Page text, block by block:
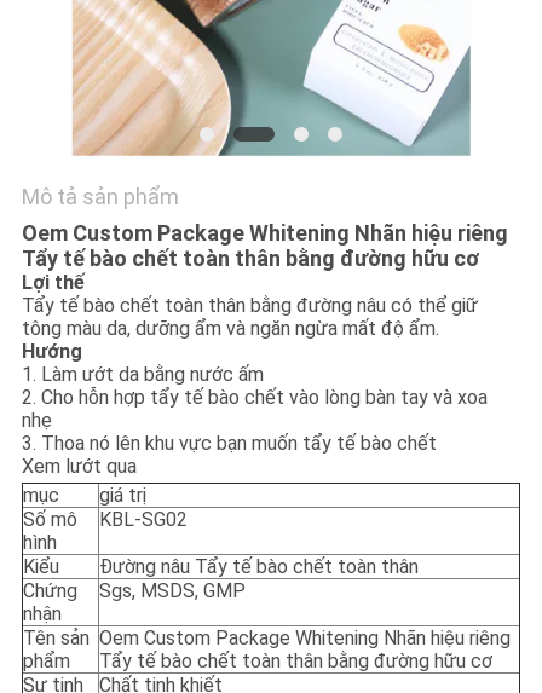
TRANG
WEB
PRIVACY
POLICY
Mô tả sản phẩm
Oem Custom Package Whitening Nhãn hiệu riêng
Tẩy tế bào chết toàn thân bằng đường hữu cơ
Lợi thế
Tẩy tế bào chết toàn thân bằng đường nâu có thể giữ
tông màu da, dưỡng ẩm và ngăn ngừa mất độ ẩm.
Hướng
1. Làm ướt da bằng nước ấm
2. Cho hỗn hợp tẩy tế bào chết vào lòng bàn tay và xoa
nhẹ
3. Thoa nó lên khu vực bạn muốn tẩy tế bào chết
Xem lướt qua
mục
giá trị
Số mô
hình
KBL-SG02
Kiểu
Đường nâu Tẩy tế bào chết toàn thân
Chứng
nhận
Sgs, MSDS, GMP
Tên sản
phẩm
Oem Custom Package Whitening Nhãn hiệu riêng
Tẩy tế bào chết toàn thân bằng đường hữu cơ
Sự tinh
Chất tinh khiết